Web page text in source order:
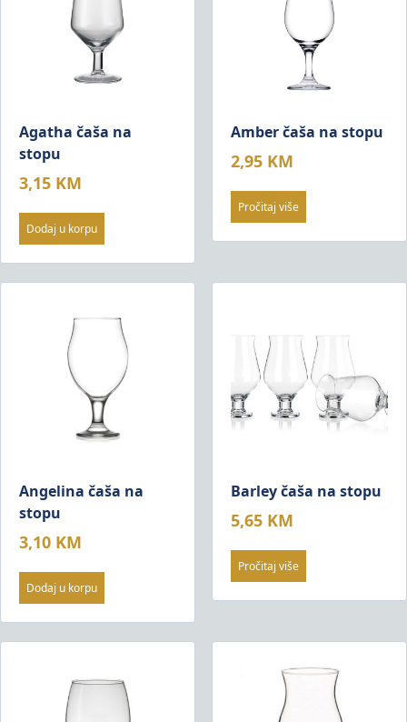
Agatha čaša na
stopu
3,15 KM
Dodaj u korpu
Amber čaša na stopu
2,95 KM
Pročitaj više
Angelina čaša na
stopu
3,10 KM
Dodaj u korpu
Barley čaša na stopu
5,65 KM
Pročitaj više